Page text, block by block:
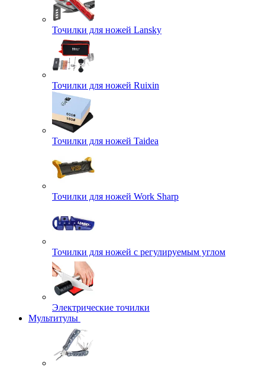
Точилки для ножей Lansky
Точилки для ножей Ruixin
Точилки для ножей Taidea
Точилки для ножей Work Sharp
Точилки для ножей с регулируемым углом
Электрические точилки
Мультитулы